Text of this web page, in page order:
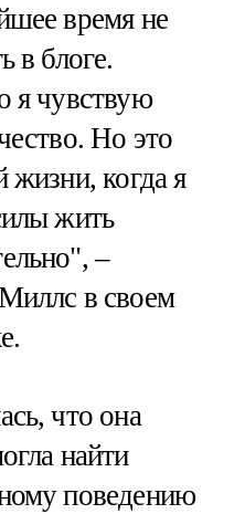
время не
в блоге.
я чувствую
Но это
жизни, когда я
жить
–
в своем
что она
найти
поведению